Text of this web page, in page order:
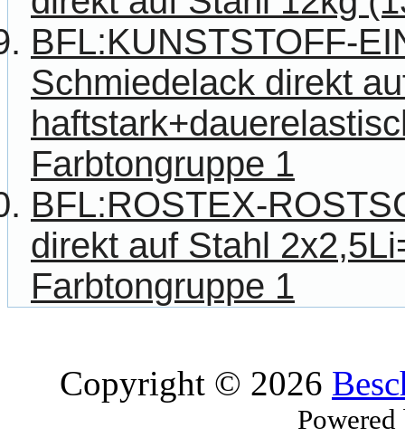
BFL:KUNSTSTOFF-
Schmiedelack direkt
Farbtongruppe 1
BFL:ROSTEX-
direkt auf Stahl
Farbtongruppe 1
Copyright © 2026